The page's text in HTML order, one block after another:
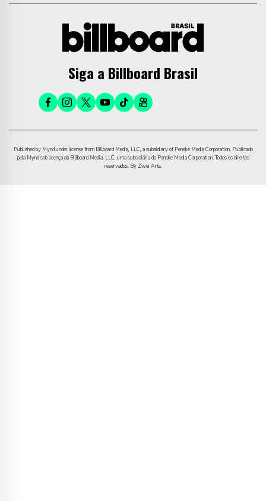
Siga a Billboard Brasil
Published by Mynd under license from Billboard Media, LLC, a subsidiary of Penske Media Corporation. Publicado
pela Mynd sob licença da Billboard Media, LLC, uma subsidiária da Penske Media Corporation. Todos os direitos
reservados. By Zwei Arts.